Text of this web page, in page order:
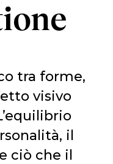
tra forme,
visivo
il
ciò che il